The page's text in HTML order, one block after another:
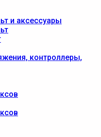
и аксессуары
контроллеры,